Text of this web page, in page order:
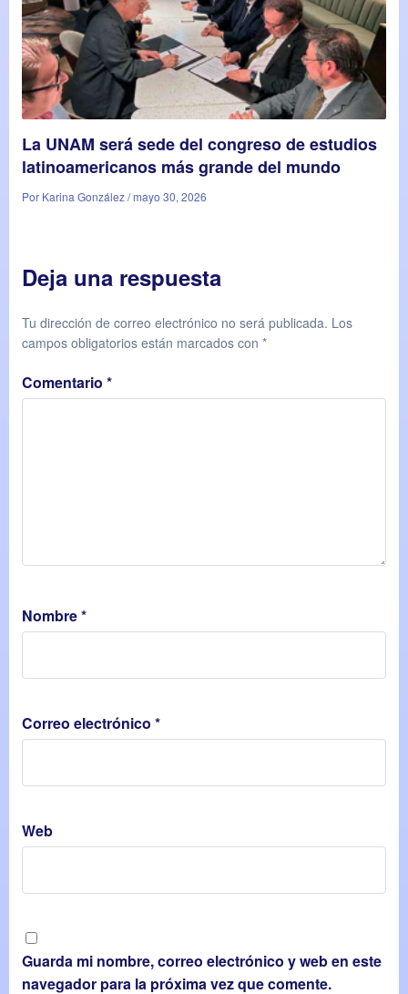
La UNAM será sede del congreso de estudios
latinoamericanos más grande del mundo
Por Karina González / mayo 30, 2026
Deja una respuesta
Tu dirección de correo electrónico no será publicada. Los
campos obligatorios están marcados con *
Comentario *
Nombre*
Correo electrónico *
Web
Guarda mi nombre, correo electrónico y web en este
navegador para la próxima vez que comente.